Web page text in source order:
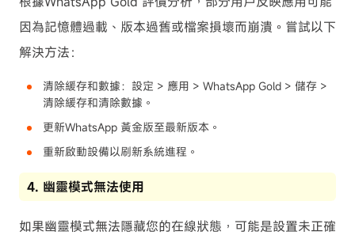
因為記憶體過載、版本過舊或檔案損壞而崩潰。嘗試以下
解決方法：
清除緩存和數據：設定 > 應用 > WhatsApp Gold > 儲存 >
清除緩存和清除數據。
更新WhatsApp 黃金版至最新版本。
重新啟動設備以刷新系統進程。
4. 幽靈模式無法使用
如果幽靈模式無法隱藏您的在線狀態，可能是設置未正確